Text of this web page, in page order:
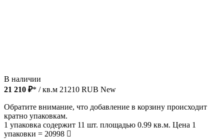
В наличии
21 210 ₽* / кв.м 21210 RUB New
Обратите внимание, что добавление в корзину происходит
кратно упаковкам.
1 упаковка содержит 11 шт. площадью 0.99 кв.м. Цена 1
упаковки = 20998